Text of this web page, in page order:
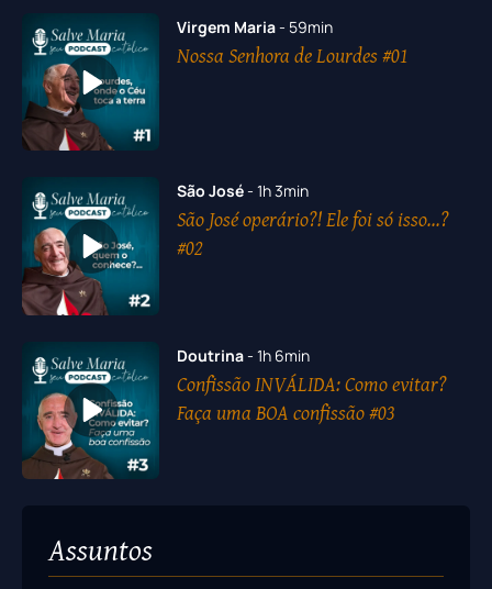
Virgem Maria- 59min
Nossa Senhora de Lourdes #01
São José- 1h 3min
São José operário?! Ele foi só isso...?
#02
Doutrina- 1h 6min
Confissão INVÁLIDA: Como evitar?
Faça uma BOA confissão #03
Assuntos